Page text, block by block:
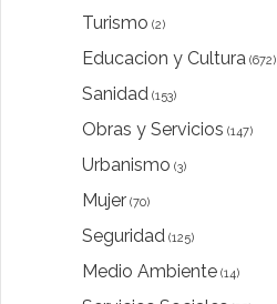
Turismo (2)
Educacion y Cultura (672)
Sanidad (153)
Obras y Servicios (147)
Urbanismo (3)
Mujer (70)
Seguridad (125)
Medio Ambiente (14)